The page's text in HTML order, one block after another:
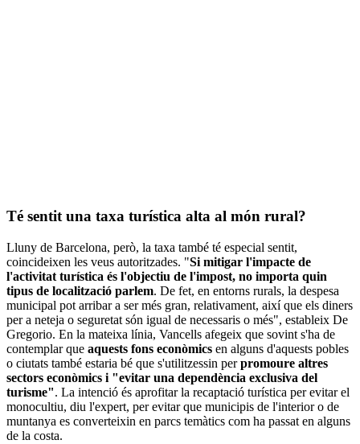
Té sentit una taxa turística alta al món rural?
Lluny de Barcelona, però, la taxa també té especial sentit,
coincideixen les veus autoritzades. "Si mitigar l'impacte de
l'activitat turística és l'objectiu de l'impost, no importa quin
tipus de localització parlem. De fet, en entorns rurals, la despesa
municipal pot arribar a ser més gran, relativament, així que els diners
per a neteja o seguretat són igual de necessaris o més", estableix De
Gregorio. En la mateixa línia, Vancells afegeix que sovint s'ha de
contemplar que aquests fons econòmics en alguns d'aquests pobles
o ciutats també estaria bé que s'utilitzessin perpromoure altres
sectors econòmics i "evitar una dependència exclusiva del
turisme". La intenció és aprofitar la recaptació turística per evitar el
monocultiu, diu l'expert, per evitar que municipis de l'interior o de
muntanya es converteixin en parcs temàtics com ha passat en alguns
de la costa.